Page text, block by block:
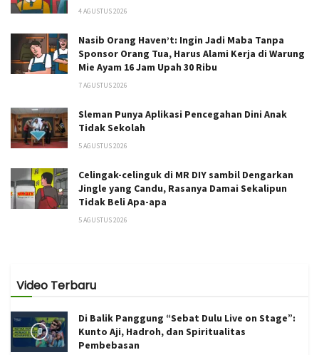
4 AGUSTUS 2026
Nasib Orang Haven’t: Ingin Jadi Maba Tanpa
Sponsor Orang Tua, Harus Alami Kerja di Warung
Mie Ayam 16 Jam Upah 30 Ribu
7 AGUSTUS 2026
Sleman Punya Aplikasi Pencegahan Dini Anak
Tidak Sekolah
5 AGUSTUS 2026
Celingak-celinguk di MR DIY sambil Dengarkan
Jingle yang Candu, Rasanya Damai Sekalipun
Tidak Beli Apa-apa
5 AGUSTUS 2026
Video Terbaru
Di Balik Panggung “Sebat Dulu Live on Stage”:
Kunto Aji, Hadroh, dan Spiritualitas
Pembebasan